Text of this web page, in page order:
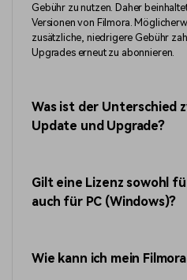
Gebühr zu nutzen. Daher
Versionen von Filmora.
zusätzliche, niedrigere Gebühr
Upgrades erneut zu abonnieren.
Was ist der Unterschied
Update und Upgrade?
Gilt eine Lizenz sowohl
auch für PC (Windows)?
Wie kann ich mein